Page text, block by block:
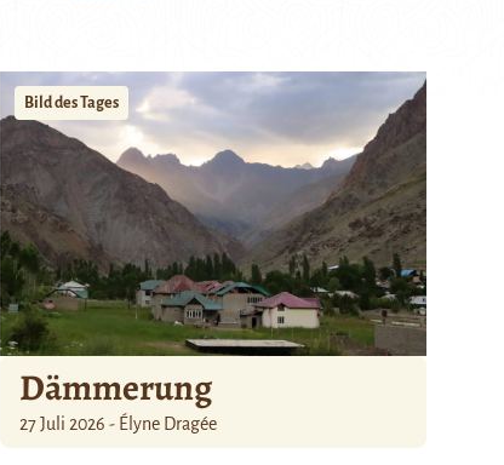
Bild des Tages
Dämmerung
27 Juli 2026 - Élyne Dragée